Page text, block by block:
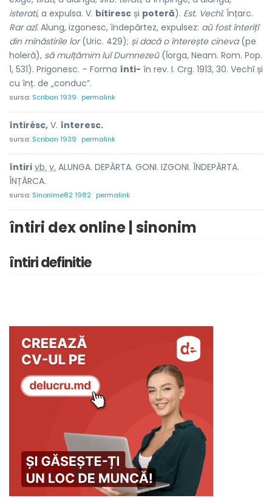
isterati, a expulsa. V. bitiresc și poteră). Est. Vechĭ. Înțarc.
Rar azĭ. Alung, izgonesc, îndepărtez, expulsez: aŭ fost înterițĭ
din mînăstirile lor(Uric. 429); și dacă o înterește cineva(pe
holeră), să mulțămim luĭ Dumnezeŭ(Ĭorga, Neam. Rom. Pop.
1, 531). Prigonesc. – Forma înti- în rev. I. Crg. 1913, 30. Vechĭ și
cu înț. de „conduc”.
sursa: Scriban 1939 permalink
întirésc, V. înteresc.
sursa: Scriban 1939 permalink
întiri vb. v. ALUNGA. DEPĂRTA. GONI. IZGONI. ÎNDEPĂRTA.
ÎNȚĂRCA.
sursa: Sinonime82 1982 permalink
întiri dex online | sinonim
întiri definitie